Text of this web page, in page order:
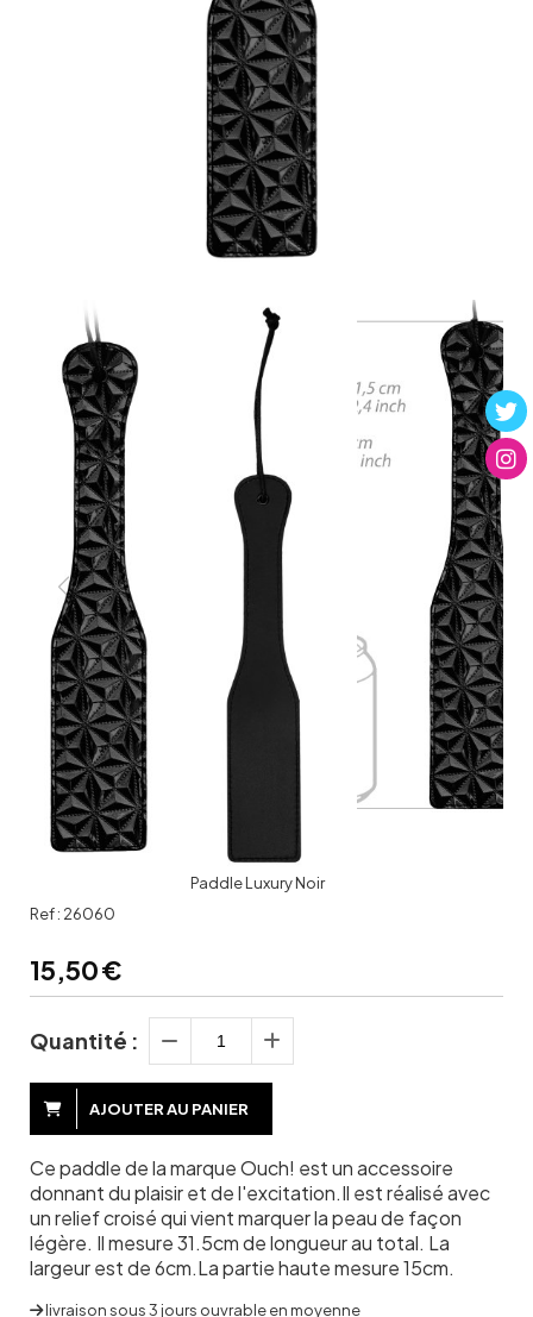
Paddle Luxury Noir
Ref : 26060
15,50€
Quantité :
AJOUTER AU PANIER
Ce paddle de la marque Ouch! est un accessoire
donnant du plaisir et de l'excitation.Il est réalisé avec
un relief croisé qui vient marquer la peau de façon
légère. Il mesure 31.5cm de longueur au total. La
largeur est de 6cm.La partie haute mesure 15cm.
livraison sous 3 jours ouvrable en moyenne